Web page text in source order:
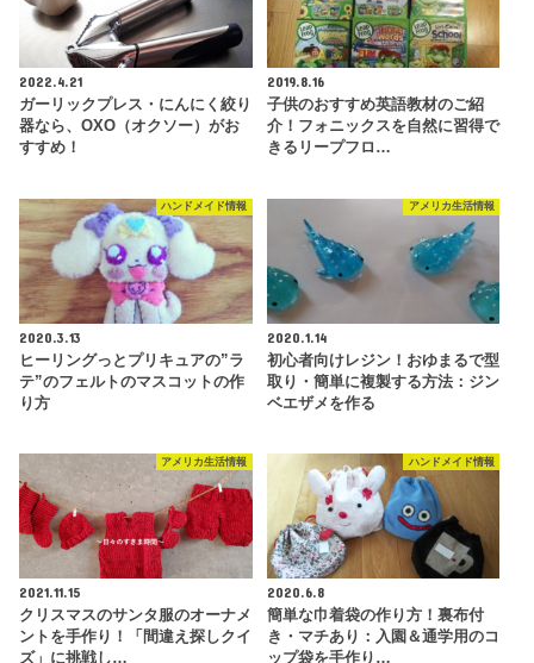
2022.4.21
ガーリックプレス・にんにく絞り
器なら、OXO（オクソー）がお
すすめ！
2019.8.16
子供のおすすめ英語教材のご紹
介！フォニックスを自然に習得で
きるリープフロ…
ハンドメイド情報
2020.3.13
ヒーリングっとプリキュアの”ラ
テ”のフェルトのマスコットの作
り方
アメリカ生活情報
2020.1.14
初心者向けレジン！おゆまるで型
取り・簡単に複製する方法：ジン
ベエザメを作る
アメリカ生活情報
2021.11.15
クリスマスのサンタ服のオーナメ
ントを手作り！「間違え探しクイ
ズ」に挑戦し…
ハンドメイド情報
2020.6.8
簡単な巾着袋の作り方！裏布付
き・マチあり：入園＆通学用のコ
ップ袋を手作り…